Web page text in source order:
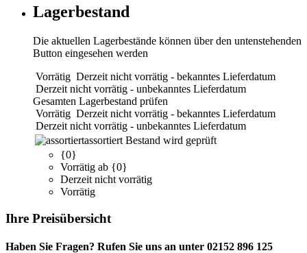
Lagerbestand
Die aktuellen Lagerbestände können über den untenstehenden
Button eingesehen werden
Vorrätig Derzeit nicht vorrätig - bekanntes Lieferdatum
Derzeit nicht vorrätig - unbekanntes Lieferdatum
Gesamten Lagerbestand prüfen
Vorrätig Derzeit nicht vorrätig - bekanntes Lieferdatum
Derzeit nicht vorrätig - unbekanntes Lieferdatum
assortiert Bestand wird geprüft
{0}
Vorrätig ab {0}
Derzeit nicht vorrätig
Vorrätig
Ihre Preisübersicht
Haben Sie Fragen? Rufen Sie uns an unter 02152 896 125